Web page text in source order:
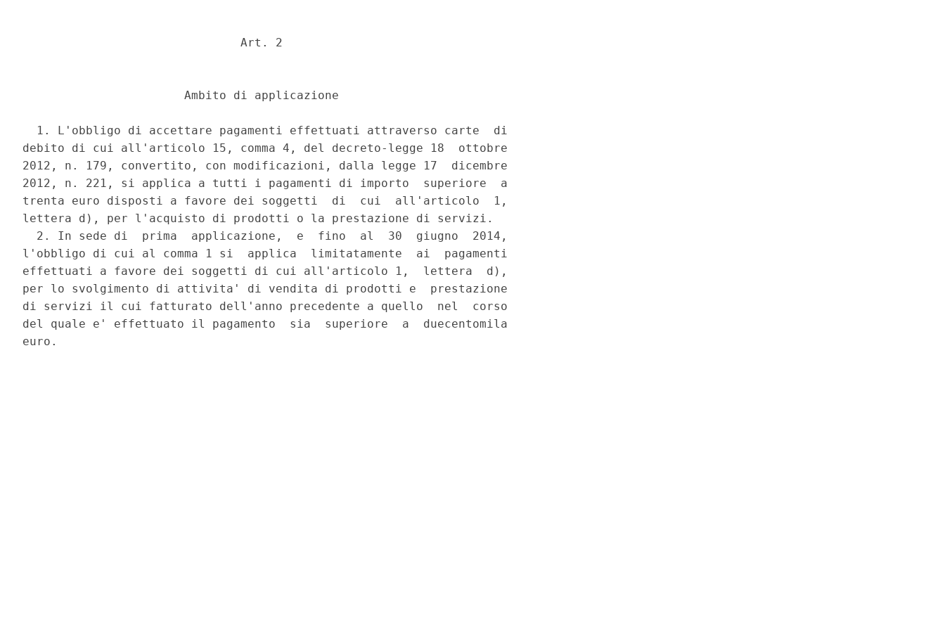
                               Art. 2
                       Ambito di applicazione
  1. L'obbligo di accettare pagamenti effettuati attraverso carte  di
debito di cui all'articolo 15, comma 4, del decreto-legge 18  ottobre
2012, n. 179, convertito, con modificazioni, dalla legge 17  dicembre
2012, n. 221, si applica a tutti i pagamenti di importo  superiore  a
trenta euro disposti a favore dei soggetti  di  cui  all'articolo  1,
lettera d), per l'acquisto di prodotti o la prestazione di servizi.
  2. In sede di  prima  applicazione,  e  fino  al  30  giugno  2014,
l'obbligo di cui al comma 1 si  applica  limitatamente  ai  pagamenti
effettuati a favore dei soggetti di cui all'articolo 1,  lettera  d),
per lo svolgimento di attivita' di vendita di prodotti e  prestazione
di servizi il cui fatturato dell'anno precedente a quello  nel  corso
del quale e' effettuato il pagamento  sia  superiore  a  duecentomila